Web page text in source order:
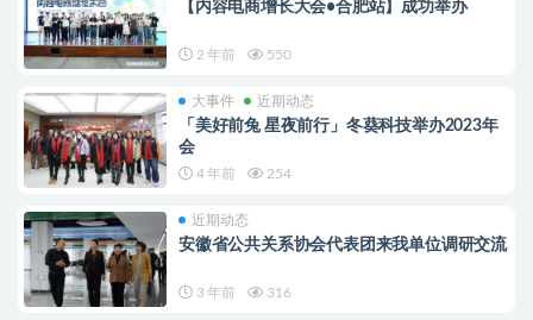
【内容电商增长大会•合肥站】成功举办
2 年前 550
大事件 近期动态
「美好前兔 星夜前行」冬葵科技举办2023年
会
4 年前 254
近期动态
安徽省公共关系协会代表团来我单位调研交流
3 年前 316